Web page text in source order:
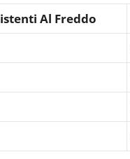
Al Freddo